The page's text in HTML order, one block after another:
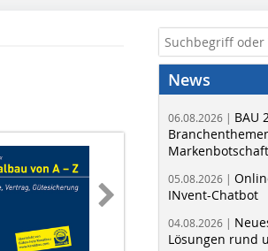
News
06.08.2026 | BAU
05.08.2026 |
INvent-Chatbot
04.08.2026 |
Lösungen rund